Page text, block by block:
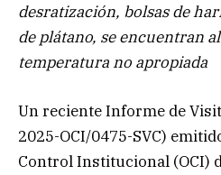
desratización, bolsas de
de plátano, se encuentran
temperatura no apropiada
Un reciente Informe de
2025-OCI/0475-SVC)
Control Institucional (OCI)